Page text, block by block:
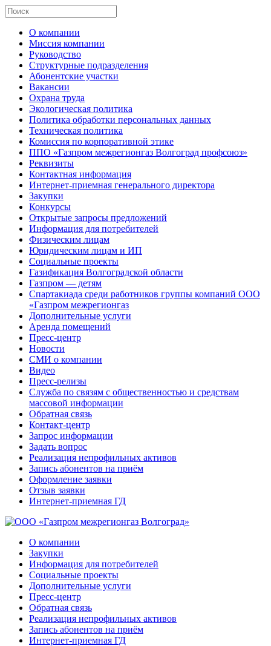
О компании
Миссия компании
Руководство
Структурные подразделения
Абонентские участки
Вакансии
Охрана труда
Экологическая политика
Политика обработки персональных данных
Техническая политика
Комиссия по корпоративной этике
ППО «Газпром межрегионгаз Волгоград профсоюз»
Реквизиты
Контактная информация
Интернет-приемная генерального директора
Закупки
Конкурсы
Открытые запросы предложений
Информация для потребителей
Физическим лицам
Юридическим лицам и ИП
Социальные проекты
Газификация Волгоградской области
Газпром — детям
Спартакиада среди работников группы компаний ООО
«Газпром межрегионгаз
Дополнительные услуги
Аренда помещений
Пресс-центр
Новости
СМИ о компании
Видео
Пресс-релизы
Служба по связям с общественностью и средствам
массовой информации
Обратная связь
Контакт-центр
Запрос информации
Задать вопрос
Реализация непрофильных активов
Запись абонентов на приём
Оформление заявки
Отзыв заявки
Интернет-приемная ГД
О компании
Закупки
Информация для потребителей
Социальные проекты
Дополнительные услуги
Пресс-центр
Обратная связь
Реализация непрофильных активов
Запись абонентов на приём
Интернет-приемная ГД